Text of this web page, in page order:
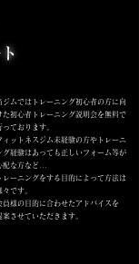
ジムではトレーニング初心者の方に向
た初心者トレーニング説明会を無料で
っております。
ィットネスジム未経験の方や トレーニ
グ経験はあっても ​正しいフォーム等が
配な方など...
レーニングをする目的によって方法は
々です。
員様の目的に合わせたアドバイスを
案させていただきます。